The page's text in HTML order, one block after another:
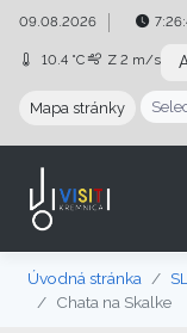
Preskočiť na obsah
Preskočiť na hlavné
09.08.2026
10.4 °C Z 2 m/s
Mapa stránky
Úvodná stránka
Chata na Skalke